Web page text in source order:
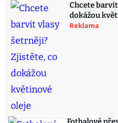
Chcete
dokážou
Reklama